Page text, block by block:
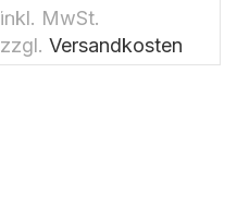
inkl. MwSt.
zzgl. Versandkosten